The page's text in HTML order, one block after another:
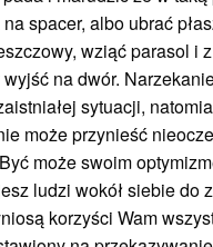
spacer, albo ubrać
wziąć parasol i
na dwór.
sytuacji,
może przynieść
może swoim
ludzi wokół siebie do
korzyści Wam